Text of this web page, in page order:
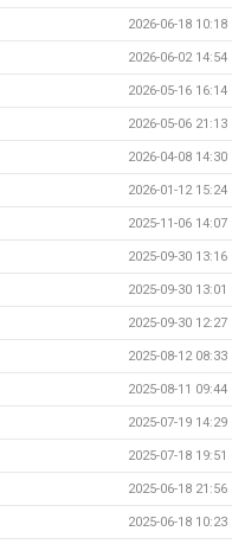
2026-06-18 10:18
2026-06-02 14:54
2026-05-16 16:14
2026-05-06 21:13
2026-04-08 14:30
2026-01-12 15:24
2025-11-06 14:07
2025-09-30 13:16
2025-09-30 13:01
2025-09-30 12:27
2025-08-12 08:33
2025-08-11 09:44
2025-07-19 14:29
2025-07-18 19:51
2025-06-18 21:56
2025-06-18 10:23